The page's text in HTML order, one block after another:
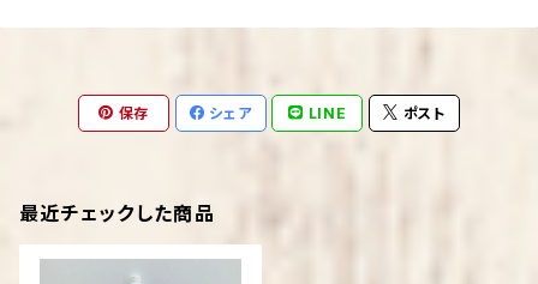
保存 シェア LINE ポスト
最近チェックした商品